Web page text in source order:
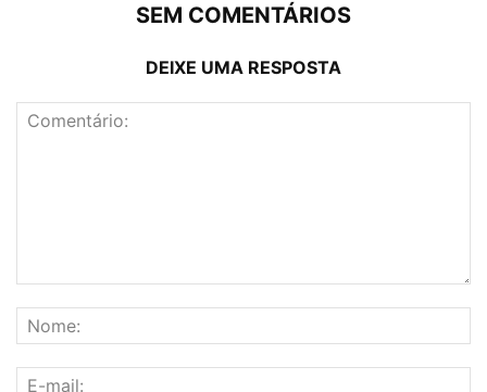
SEM COMENTÁRIOS
DEIXE UMA RESPOSTA